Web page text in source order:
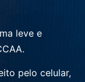
leve e
pelo celular,